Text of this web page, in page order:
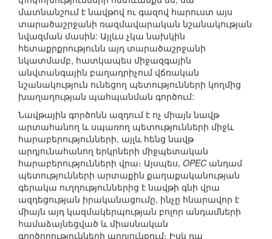
մատնանշում է նավթով ու գազով հարուստ այս
տարածաշրջանի ռազմավարական նշանակության
նվազման մասին: Այլևս չկա նախկին
հետաքրքրությունն այդ տարածաշրջանի
նկատմամբ, հատկապես միջազգային
անվտանգային բաղադրիչում վճռական
նշանակություն ունեցող պետությունների կողմից
խաղաղության պահպանման գործում:
Նավթային գործոնն ազդում է ոչ միայն նավթ
արտահանող և սպառող պետությունների միջև
հարաբերությունների, այլև հենց նավթ
արդյունահանող երկրների միջպետական
հարաբերությունների վրա։ Այսպես, OPEC անդամ
պետությունների արտաքին քաղաքականության
գերակա ուղղություններից է նավթի գնի վրա
ազդեցության իրականացումը, ինչը հնարավոր է
միայն այդ կազմակերպության բոլոր անդամների
համաձայնեցված և միասնական
գործողությունների արդյունքում։ Իսկ դա